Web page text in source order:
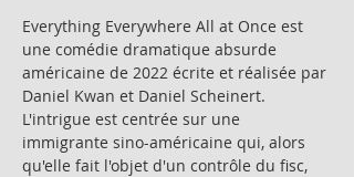
Everything Everywhere All at Once est
une comédie dramatique absurde
américaine de 2022 écrite et réalisée par
Daniel Kwan et Daniel Scheinert.
L'intrigue est centrée sur une
immigrante sino-américaine qui, alors
qu'elle fait l'objet d'un contrôle du fisc,